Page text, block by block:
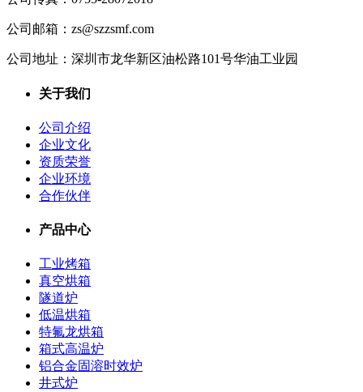
公司邮箱： zs@szzsmf.com
公司地址： 深圳市龙华新区油松路101号华油工业园
关于我们
公司介绍
企业文化
资质荣誉
企业环境
合作伙伴
产品中心
工业烤箱
真空烘箱
隧道炉
低温烘箱
特氟龙烘箱
箱式高温炉
铝合金固溶时效炉
井式炉